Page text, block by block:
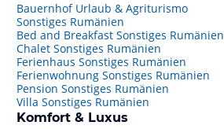
Bauernhof Urlaub & Agriturismo
Sonstiges Rumänien
Bed and Breakfast Sonstiges Rumänien
Chalet Sonstiges Rumänien
Ferienhaus Sonstiges Rumänien
Ferienwohnung Sonstiges Rumänien
Pension Sonstiges Rumänien
Villa Sonstiges Rumänien
Komfort & Luxus